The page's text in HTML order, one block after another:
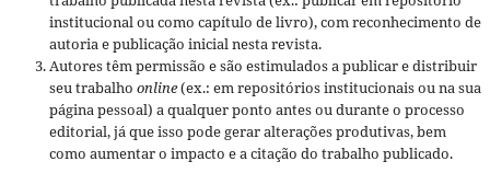
institucional ou como capítulo de livro), com reconhecimento de
autoria e publicação inicial nesta revista.
Autores têm permissão e são estimulados a publicar e distribuir
seu trabalho online(ex.: em repositórios institucionais ou na sua
página pessoal) a qualquer ponto antes ou durante o processo
editorial, já que isso pode gerar alterações produtivas, bem
como aumentar o impacto e a citação do trabalho publicado.